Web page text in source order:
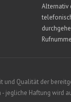
Alternativ
und Qualität der
jegliche Haftung wird